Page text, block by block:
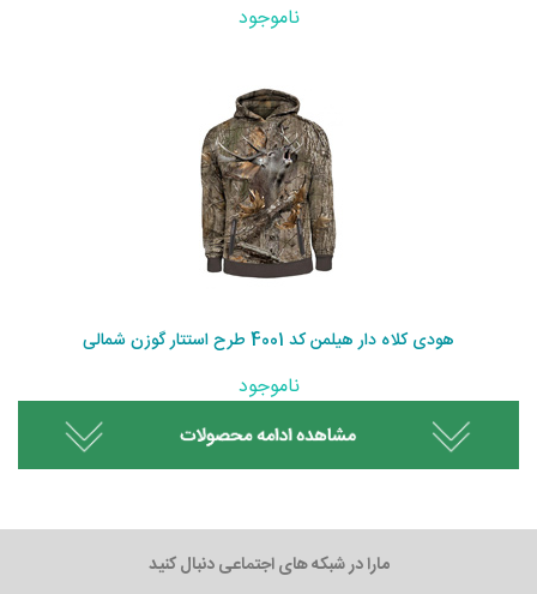
ناموجود
هودی کلاه دار هیلمن کد 4001 طرح استتار گوزن شمالی
ناموجود
مارا در شبکه های اجتماعی دنبال کنید